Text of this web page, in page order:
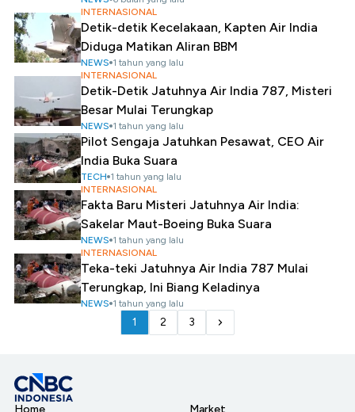
INTERNASIONAL
Detik-detik Kecelakaan, Kapten Air India
Diduga Matikan Aliran BBM
NEWS 1 tahun yang lalu
INTERNASIONAL
Detik-Detik Jatuhnya Air India 787, Misteri
Besar Mulai Terungkap
NEWS 1 tahun yang lalu
Pilot Sengaja Jatuhkan Pesawat, CEO Air
India Buka Suara
TECH 1 tahun yang lalu
INTERNASIONAL
Fakta Baru Misteri Jatuhnya Air India:
Sakelar Maut-Boeing Buka Suara
NEWS 1 tahun yang lalu
INTERNASIONAL
Teka-teki Jatuhnya Air India 787 Mulai
Terungkap, Ini Biang Keladinya
NEWS 1 tahun yang lalu
1 2 3
Home
Market